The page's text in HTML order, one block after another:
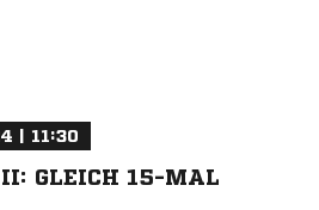
| 11:30
GLEICH 15-MAL